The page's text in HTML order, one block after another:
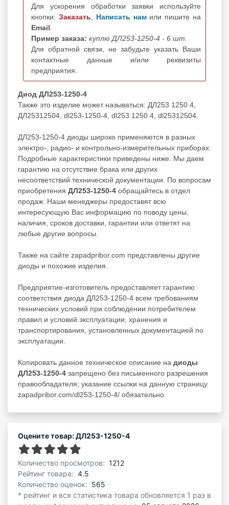
Для ускорения обработки заявки используйте
кнопки: Заказать Написать нам или пишите на
Email
Пример заказа: куплю ДЛ253-1250-4 - 6 шт.
Для обратной связи, не забудьте указать Ваши
контактные данные и/или реквизиты
предприятия.
Диод ДЛ253-1250-4
Также это изделие может называться: ДЛ253 1250 4,
ДЛ25312504, dl253-1250-4, dl253 1250 4, dl25312504.
ДЛ253-1250-4 диоды широко применяются в разных
электро-, радио- и контрольно-измерительных приборах.
Подробные характеристики приведены ниже. Мы даем
гарантию на отсутствие брака или других
несоответствий технической документации. По вопросам
приобретения ДЛ253-1250-4 обращайтесь в отдел
продаж. Наши менеджеры предоставят всю
интересующую Вас информацию по поводу цены,
наличия, сроков доставки, гарантии или ответят на
любые другие вопросы.
Также на сайте zapadpribor.com представлены другие
диоды и похожие изделия.
Предприятие-изготовитель предоставляет гарантию
соответствия диода ДЛ253-1250-4 всем требованиям
технических условий при соблюдении потребителем
правил и условий эксплуатации, хранения и
транспортирования, установленных документацией по
эксплуатации.
Копировать данное техническое описание на диоды
ДЛ253-1250-4 запрещено без письменного разрешения
правообладателя; указание ссылки на данную страницу
zapadpribor.com/dl253-1250-4/ обязательно.
Оцените товар: ДЛ253-1250-4
Количество просмотров: 1212
Рейтинг товара: 4.5
Количество оценок: 565
* рейтинг и вся статистика товара обновляется 1 раз в